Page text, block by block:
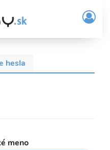
/
hesla
meno